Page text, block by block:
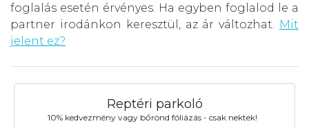
foglalás esetén érvényes. Ha egyben foglalod le a
partner irodánkon keresztül, az ár változhat.
Mit
jelent ez?
Reptéri parkoló
10% kedvezmény vagy bőrönd fóliázás - csak nektek!